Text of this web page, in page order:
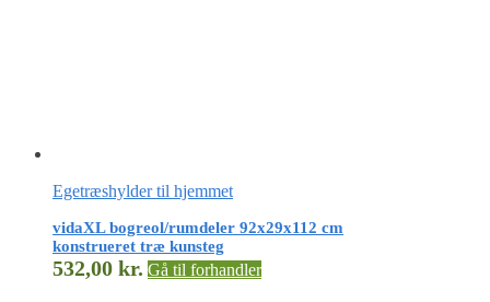
Egetræshylder til hjemmet
vidaXL bogreol/rumdeler 92x29x112 cm
konstrueret træ kunsteg
532,00 kr. Gå til forhandler